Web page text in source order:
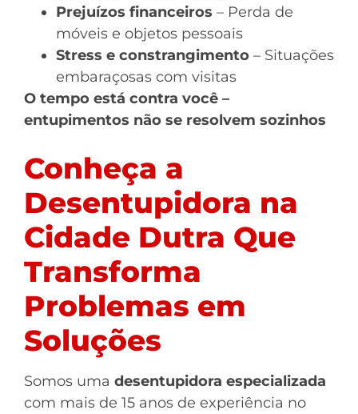
Prejuízos financeiros – Perda de
móveis e objetos pessoais
Stress e constrangimento – Situações
embaraçosas com visitas
O tempo está contra você –
entupimentos não se resolvem sozinhos
Conheça a
Desentupidora na
Cidade Dutra Que
Transforma
Problemas em
Soluções
Somos uma desentupidora especializada
com mais de 15 anos de experiência no